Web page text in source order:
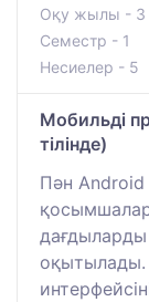
Оқу жылы - 3
Семестр - 1
Несиелер - 5
Мобильді
тілінде)
Пән Android
оқытылады.